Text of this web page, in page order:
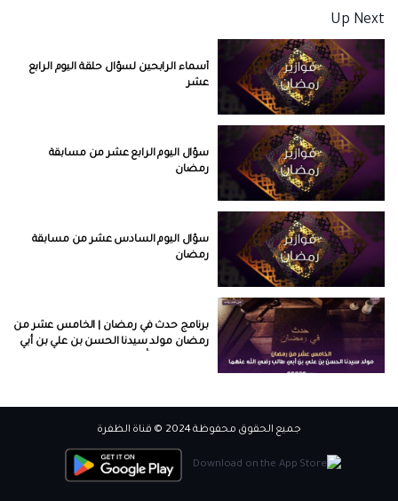
Up Next
أسماء الرابحين لسؤال حلقة اليوم الرابع
عشر
سؤال اليوم الرابع عشر من مسابقة
رمضان
سؤال اليوم السادس عشر من مسابقة
رمضان
برنامج حدث في رمضان | الخامس عشر من
رمضان مولد سيدنا الحسن بن علي بن أبي
من رمضان وفاة أم المؤمنين السيدةجميع الحقوق محفوظة 2024 © قناة الظفرة